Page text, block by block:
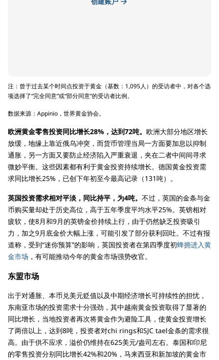
注：曾于过去某个时间点投资于黄金（基数：1,095人）的受访者中，对各个选
项选择了“完全同意”或“部分同意”的受访者比例。
数据来源：Appinio，世界黄金协会。
欧洲黄金零售投资同比增长28%，达到72吨。 欧洲大部分地区增长
放缓，地缘上靠近俄乌冲突，而货币管理当局一方面要加息以抑制
通胀，另一方面又要防止经济陷入严重衰退，夹在二者中间间寻求
微妙平衡。这些因素都有利于黄金投资持续增长。德国黄金投资需
求同比增长25%，已创下年初至今最高记录（131吨）。
英国投资需求相对平淡，同比持平，为4吨。 不过，英国的金条与金
币购买量却处于历史高位，高于五年季度平均水平25%。英镑相对
疲软，使8月和9月的英镑金价持续上行，由于仍然缺乏投资吸引
力，加之9月底金价大幅上涨，可能引发了部分获利回吐。不过有报
道称，受到“迷你预算”的影响，英国投资者在第四季度初蜂拥进入黄
金市场 ，有可能推动今年的黄金市场强势收官。
东盟市场
出于对通胀、本币兑美元贬值以及中期经济增长可持续性的担忧，
东南亚市场的投资需求十分强劲，其中越南黄金投资取得了显著的
同比增长，当地投资者再次将黄金作为避险工具，使黄金投资增长
了两倍以上，达到8吨，投资者对chi rings和SJC tael金条的需求很
高。由于供不应求，溢价仍维持在625美元/盎司左右。泰国和印尼
的零售投资分别同比增长42%和20%，马来西亚和新加坡的黄金市